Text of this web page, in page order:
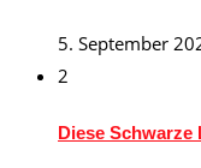
5. September
2
Diese